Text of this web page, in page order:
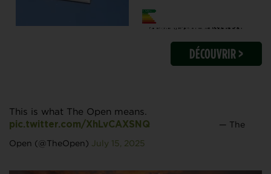
DÉCOUVRIR >
This is what The Open means.
pic.twitter.com/XhLvCAXSNQ — The
Open (@TheOpen) July 15, 2025